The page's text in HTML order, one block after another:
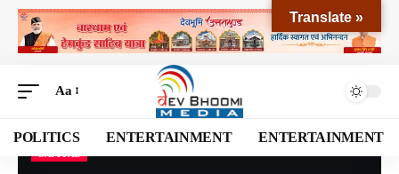
Aa
POLITICS ENTERTAINMENT ENTERTAINMENT
Translate »